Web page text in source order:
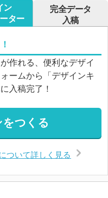
ン
ター
完全データ
入稿
作れる、便利なデザイ
ームから「デザインキ
入稿完了！
つくる
ついて詳しく見る